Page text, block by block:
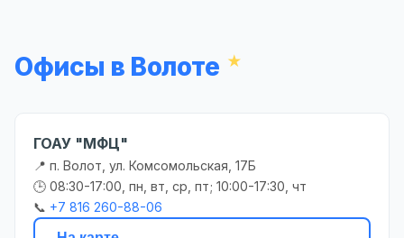
Офисы в Волоте
ГОАУ "МФЦ"
📍 п. Волот, ул. Комсомольская, 17Б
🕒 08:30-17:00, пн, вт, ср, пт; 10:00-17:30, чт
📞 +7 816 260-88-06